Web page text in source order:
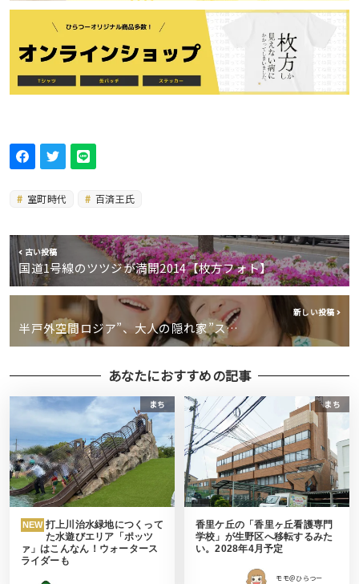
室町時代 百済王氏
古い投稿
国道1号線のツツジが満開2014【枚方フォト】
新しい投稿
半戸外空間ロジア”、大人の隠れ家”ス…
あなたにおすすめの記事
まち
NEW 打上川治水緑地につくって
た水遊びエリア「ポッツ
ァ」はこんなん！ウォータース
ライダーも
まち
香里ケ丘の「香里ヶ丘看護専門
学校」が生野区へ移転するみた
い。2028年4月予定
モモ＠ひらつー